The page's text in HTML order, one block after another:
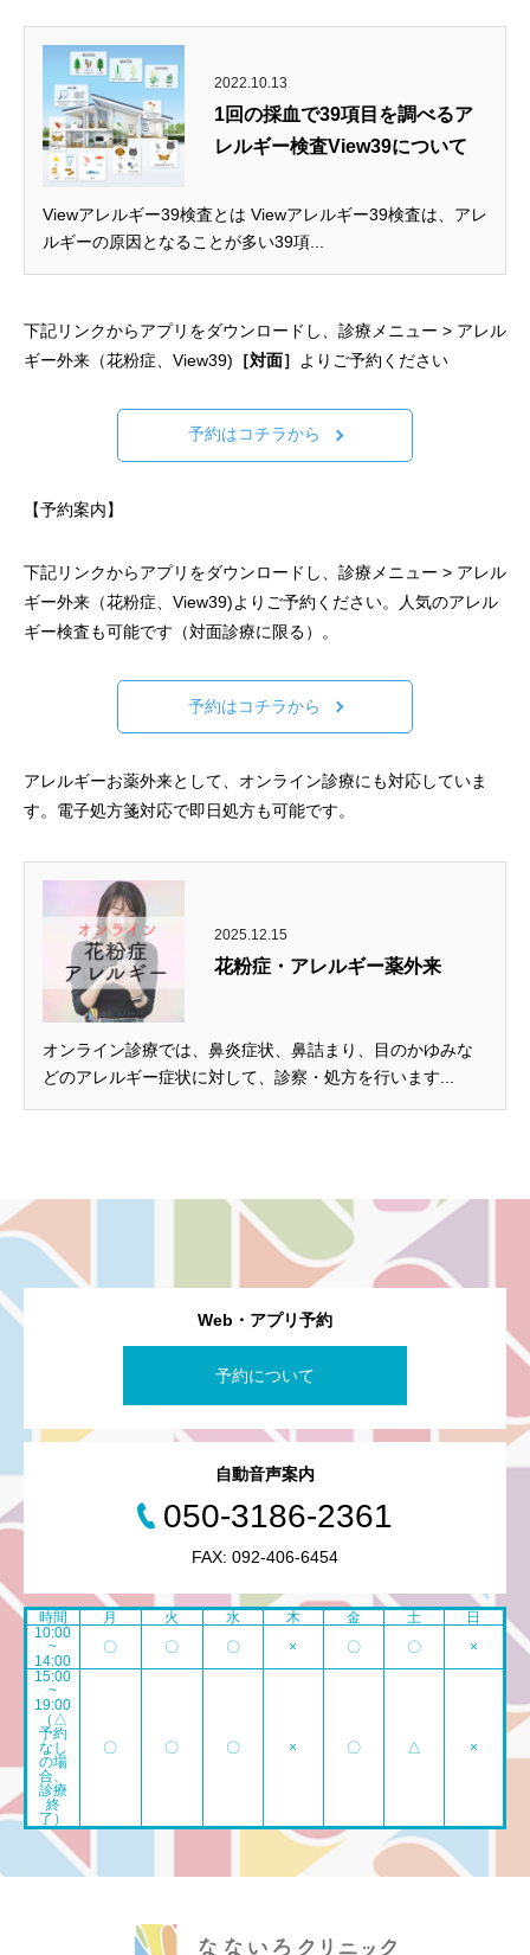
2022.10.13
1回の採血で39項目を調べるア
レルギー検査View39について
Viewアレルギー39検査とは Viewアレルギー39検査は、アレ
ルギーの原因となることが多い39項...
下記リンクからアプリをダウンロードし、診療メニュー > アレル
ギー外来（花粉症、View39) ［対面］ よりご予約ください
予約はコチラから
【予約案内】
下記リンクからアプリをダウンロードし、診療メニュー > アレル
ギー外来（花粉症、View39)よりご予約ください。人気のアレル
ギー検査も可能です（対面診療に限る）。
予約はコチラから
アレルギーお薬外来として、オンライン診療にも対応していま
す。電子処方箋対応で即日処方も可能です。
2025.12.15
花粉症・アレルギー薬外来
オンライン診療では、鼻炎症状、鼻詰まり、目のかゆみな
どのアレルギー症状に対して、診察・処方を行います...
Web・アプリ予約
予約について
自動音声案内
050-3186-2361
FAX: 092-406-6454
時間 月 火 水 木 金 土
日
10:00
~
14:00
〇 〇 〇 × 〇 〇
×
15:00
~
19:00
（△
予約
なし
の場
合、
診療
終
了）
〇 〇 〇 × 〇 △ ×